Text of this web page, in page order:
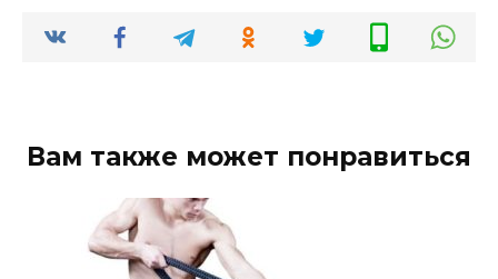
Вам также может понравиться